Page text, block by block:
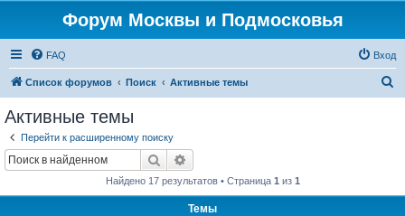
Форум Москвы и Подмосковья
FAQ Вход
Список форумов Поиск Активные темы
Активные темы
Перейти к расширенному поиску
Поиск
Найдено 17 результатов • Страница 1 из 1
Темы